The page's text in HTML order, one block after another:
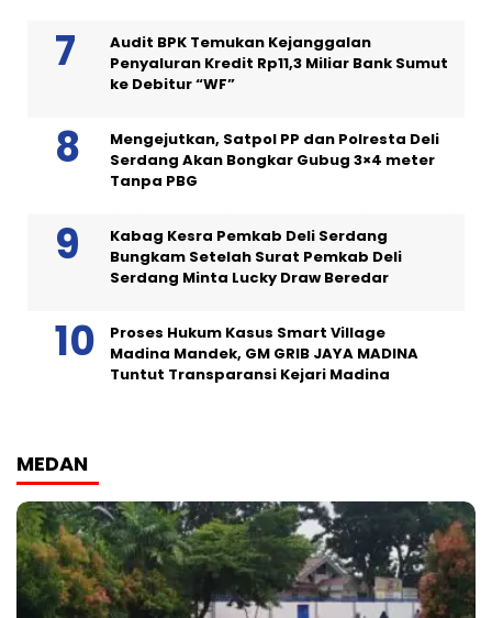
Audit BPK Temukan Kejanggalan
Penyaluran Kredit Rp11,3 Miliar Bank Sumut
ke Debitur “WF”
Mengejutkan, Satpol PP dan Polresta Deli
Serdang Akan Bongkar Gubug 3×4 meter
Tanpa PBG
Kabag Kesra Pemkab Deli Serdang
Bungkam Setelah Surat Pemkab Deli
Serdang Minta Lucky Draw Beredar
Proses Hukum Kasus Smart Village
Madina Mandek, GM GRIB JAYA MADINA
Tuntut Transparansi Kejari Madina
MEDAN